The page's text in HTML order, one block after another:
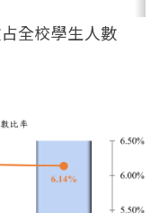
全校學生人數